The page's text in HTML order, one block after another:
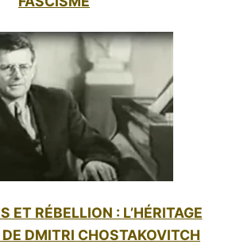
ET RÉBELLION : L’HÉRITAGE
DMITRI CHOSTAKOVITCH